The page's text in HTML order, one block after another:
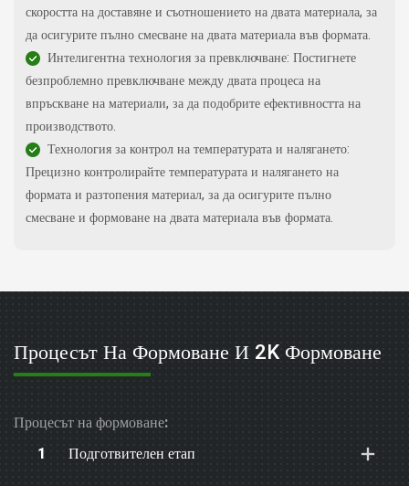
скоростта на доставяне и съотношението на двата материала, за
да осигурите пълно смесване на двата материала във формата.
Интелигентна технология за превключване: Постигнете
безпроблемно превключване между двата процеса на
впръскване на материали, за да подобрите ефективността на
производството.
Технология за контрол на температурата и налягането:
Прецизно контролирайте температурата и налягането на
формата и разтопения материал, за да осигурите пълно
смесване и формоване на двата материала във формата.
Процесът На Формоване И 2K Формоване
Процесът на формоване:
1
Подготвителен етап